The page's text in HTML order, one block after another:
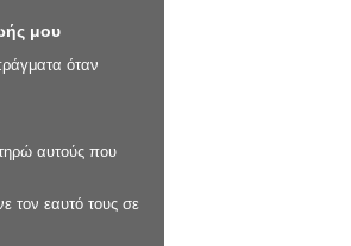
μου
όταν
αυτούς που
τον εαυτό τους σε